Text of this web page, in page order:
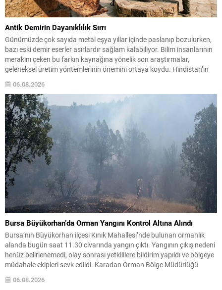
Antik Demirin Dayanıklılık Sırrı
Günümüzde çok sayıda metal eşya yıllar içinde paslanıp bozulurken,
bazı eski demir eserler asırlardır sağlam kalabiliyor. Bilim insanlarının
merakını çeken bu farkın kaynağına yönelik son araştırmalar,
geleneksel üretim yöntemlerinin önemini ortaya koydu. Hindistan’ın
işleme teknikleri incelendiğinde, metalin yüzeyinde kendiliğinden
oluşan koruyucu bir...
06.08.2026
Bursa Büyükorhan’da Orman Yangını Kontrol Altına Alındı
Bursa’nın Büyükorhan ilçesi Kınık Mahallesi’nde bulunan ormanlık
alanda bugün saat 11.30 civarında yangın çıktı. Yangının çıkış nedeni
henüz belirlenemedi, olay sonrası yetkililere bildirim yapıldı ve bölgeye
müdahale ekipleri sevk edildi. Karadan Orman Bölge Müdürlüğü
ekipleri ve itfaiye araçlarıyla yapılan ilk müdahaleye, havadan bir
helikopter desteği eklendi. Ekipler, havadan ve karadan...
06.08.2026